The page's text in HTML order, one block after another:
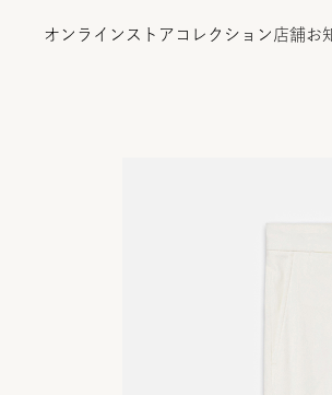
オンラインストア コレクション 店舗お